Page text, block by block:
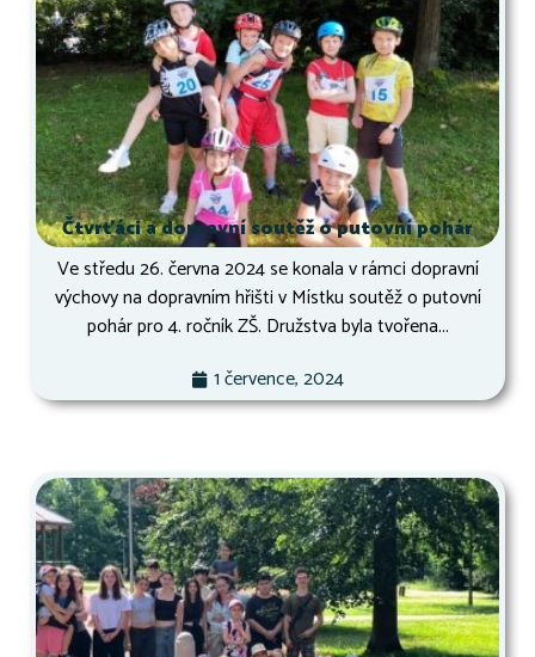
Čtvrťáci a dopravní soutěž o putovní pohár
Ve středu 26. června 2024 se konala v rámci dopravní
výchovy na dopravním hřišti v Místku soutěž o putovní
pohár pro 4. ročník ZŠ. Družstva byla tvořena...
1 července, 2024